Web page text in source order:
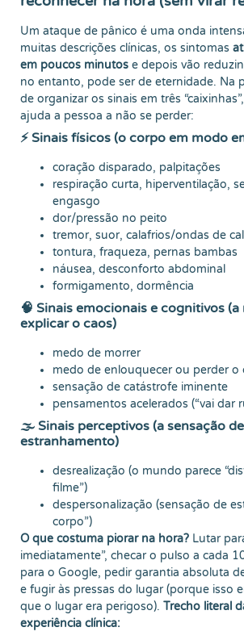
Um ataque de pânico é uma onda
muitas descrições clínicas, os sintomas
em poucos minutos e depois vão
no entanto, pode ser de eternidade. Na
de organizar os sinais em três
ajuda a pessoa a não se perder:
⚡ Sinais físicos (o corpo em modo
coração disparado, palpitações
respiração curta, hiperventilação,
engasgo
dor/pressão no peito
tremor, suor, calafrios/ondas de
tontura, fraqueza, pernas bambas
náusea, desconforto abdominal
formigamento, dormência
🧠 Sinais emocionais e cognitivos
explicar o caos)
medo de morrer
medo de enlouquecer ou perder o
sensação de catástrofe iminente
pensamentos acelerados (“vai dar
🌫️ Sinais perceptivos (a sensação de
estranhamento)
desrealização (o mundo parece
filme”)
despersonalização (sensação de
corpo”)
O que costuma piorar na hora? Lutar
imediatamente”, checar o pulso a cada
para o Google, pedir garantia absoluta
e fugir às pressas do lugar (porque isso
que o lugar era perigoso). Trecho literal
experiência clínica: